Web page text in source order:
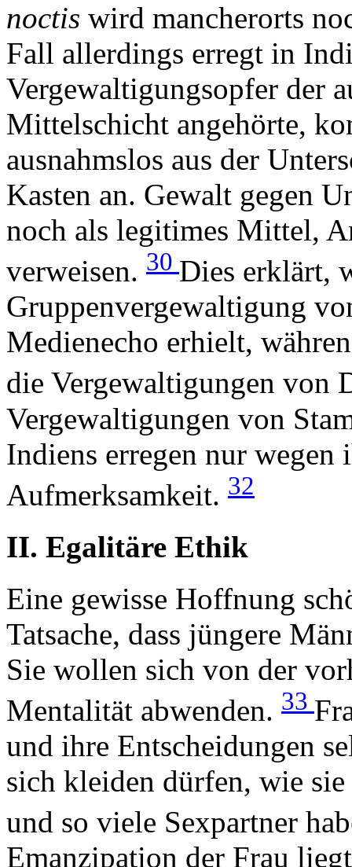
noctis wird mancherorts
Fall allerdings erregt in
Vergewaltigungsopfer der
Mittelschicht angehörte,
ausnahmslos aus der
Kasten an. Gewalt gegen
noch als legitimes Mittel,
verweisen. 30 Dies erklärt,
Gruppenvergewaltigung
Medienecho erhielt,
die Vergewaltigungen von
Vergewaltigungen von
Indiens erregen nur wegen
Aufmerksamkeit. 32
II. Egalitäre Ethik
Eine gewisse Hoffnung
Tatsache, dass jüngere
Sie wollen sich von der
Mentalität abwenden. 33
und ihre Entscheidungen
sich kleiden dürfen, wie
und so viele Sexpartner
Emanzipation der Frau